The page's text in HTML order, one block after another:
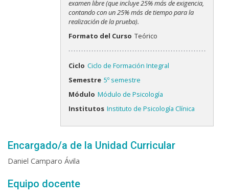
examen libre (que incluye 25% más de exigencia,
contando con un 25% más de tiempo para la
realización de la prueba).
Formato del Curso Teórico
Ciclo Ciclo de Formación Integral
Semestre 5º semestre
Módulo Módulo de Psicología
Institutos Instituto de Psicología Clínica
Encargado/a de la Unidad Curricular
Daniel Camparo Ávila
Equipo docente